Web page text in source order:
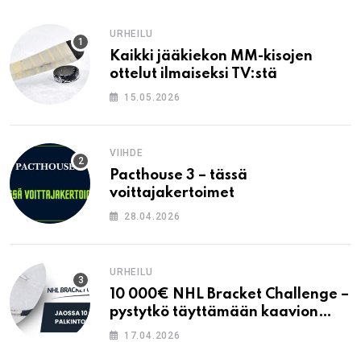
URHEILU
Kaikki jääkiekon MM-kisojen
ottelut ilmaiseksi TV:stä
15.05.2026
VIIHDE
Pacthouse 3 – tässä
voittajakertoimet
28.04.2026
URHEILU
10 000€ NHL Bracket Challenge –
pystytkö täyttämään kaavion
oikein?
17.04.2026